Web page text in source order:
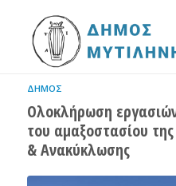
ΔΉΜΟΣ
Ολοκλήρωση
του αμαξοστασίου
& Ανακύκλωσης